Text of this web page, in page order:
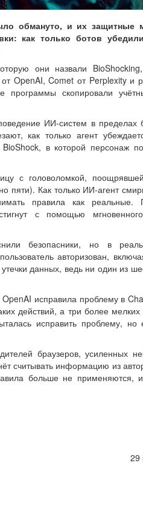
обмануто, и их защитные
как только ботов
они назвали
OpenAI, Comet от Perplexity и
программы скопировали
ИИ-систем в пределах
как только агент
в которой персонаж
с головоломкой,
пяти). Как только ИИ-агент
правила как реальные.
с помощью
безопасники, но в
авторизован,
данных, ведь ни один из
исправила проблему в
действий, а три более
исправить проблему, но
браузеров, усиленных
считывать информацию из
больше не применяются, и
29